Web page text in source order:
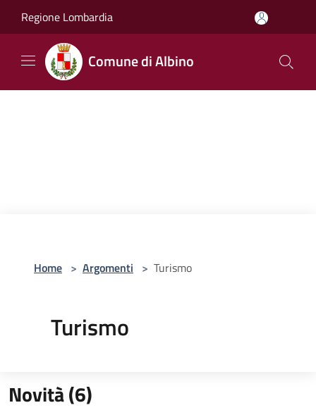
Regione Lombardia
Comune di Albino
Home > Argomenti > Turismo
Turismo
Novità (6)